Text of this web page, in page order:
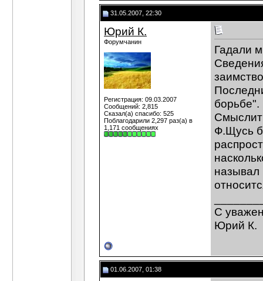
31.05.2007, 22:30
Юрий К.
Форумчанин
Регистрация: 09.03.2007
Сообщений: 2,815
Сказал(а) спасибо: 525
Поблагодарили 2,297 раз(а) в
1,171 сообщениях
Гадали
Смыслит
Ф.Щусь
называл
С
Юрий К.
01.06.2007, 01:38